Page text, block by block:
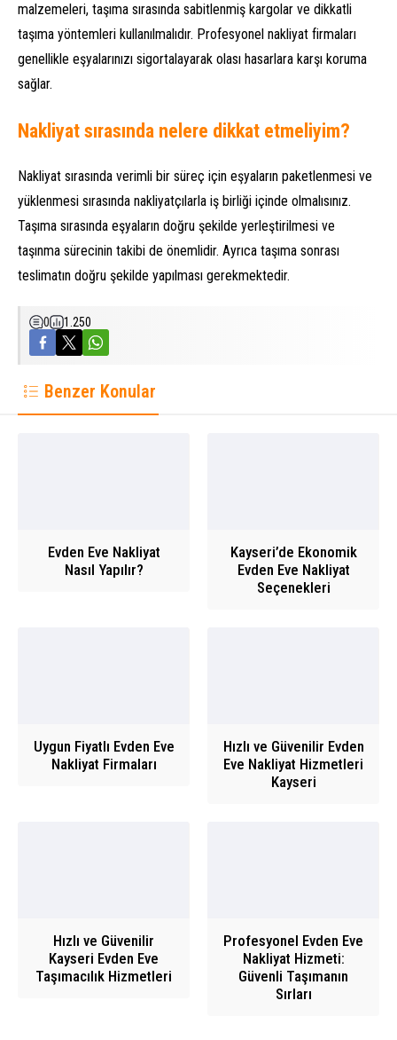
malzemeleri, taşıma sırasında sabitlenmiş kargolar ve dikkatli
taşıma yöntemleri kullanılmalıdır. Profesyonel nakliyat firmaları
genellikle eşyalarınızı sigortalayarak olası hasarlara karşı koruma
sağlar.
Nakliyat sırasında nelere dikkat etmeliyim?
Nakliyat sırasında verimli bir süreç için eşyaların paketlenmesi ve
yüklenmesi sırasında nakliyatçılarla iş birliği içinde olmalısınız.
Taşıma sırasında eşyaların doğru şekilde yerleştirilmesi ve
taşınma sürecinin takibi de önemlidir. Ayrıca taşıma sonrası
teslimatın doğru şekilde yapılması gerekmektedir.
0 1.250
Benzer Konular
Evden Eve Nakliyat
Nasıl Yapılır?
Kayseri’de Ekonomik
Evden Eve Nakliyat
Seçenekleri
Uygun Fiyatlı Evden Eve
Nakliyat Firmaları
Hızlı ve Güvenilir Evden
Eve Nakliyat Hizmetleri
Kayseri
Hızlı ve Güvenilir
Kayseri Evden Eve
Taşımacılık Hizmetleri
Profesyonel Evden Eve
Nakliyat Hizmeti:
Güvenli Taşımanın
Sırları